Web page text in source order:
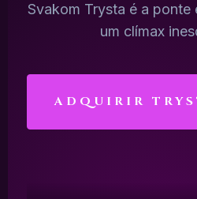
Svakom Trysta é a ponte
um clímax
ADQUIRIR